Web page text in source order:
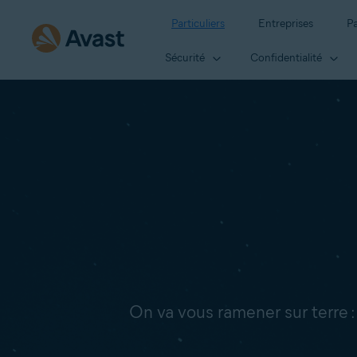
Particuliers Entreprises
Sécurité Confidentialité
On va vous ramener sur